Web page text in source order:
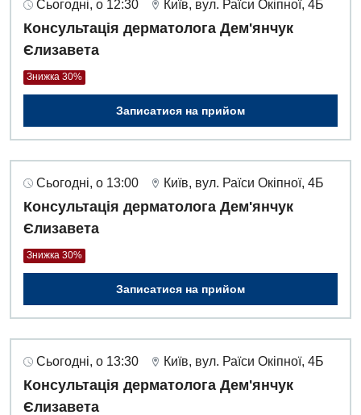
Сьогодні, о 12:30 Київ, вул. Раїси Окіпної, 4Б
Консультація дерматолога Дем'янчук
Єлизавета
Знижка 30%
Записатися на прийом
Сьогодні, о 13:00 Київ, вул. Раїси Окіпної, 4Б
Консультація дерматолога Дем'янчук
Єлизавета
Знижка 30%
Записатися на прийом
Сьогодні, о 13:30 Київ, вул. Раїси Окіпної, 4Б
Консультація дерматолога Дем'янчук
Єлизавета